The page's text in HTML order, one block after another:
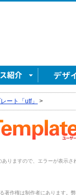
ート「utf」 >
りますので、エラーが表示
著作権は制作者にあります。